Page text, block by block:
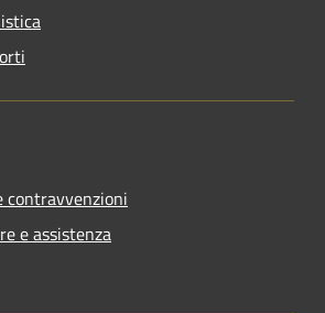
contravvenzioni
e assistenza